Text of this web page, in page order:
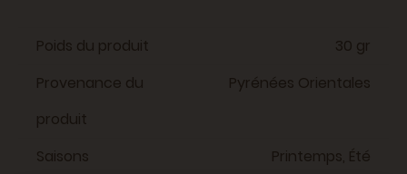
Poids du produit
30 gr
Provenance du
produit
Pyrénées Orientales
Saisons
Printemps, Été